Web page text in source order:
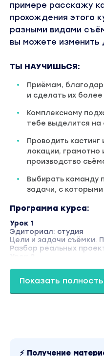
примере расскажу
прохождения этого
разными видами
вы можете изменить
ТЫ НАУЧИШЬСЯ:
Приёмам,
и сделать их
Комплексному
тебе выделится
Проводить
локации, грамотно
производство
Выбирать команду
задачи, с
Программа курса:
Урок 1
Эдиториал: студия
Цели и задачи съёмки.
Разбор реальных
Цели и задачи съёмки.
Разбор реальных
Урок 3
примеры. Разбор
Показать
⚡ Получение